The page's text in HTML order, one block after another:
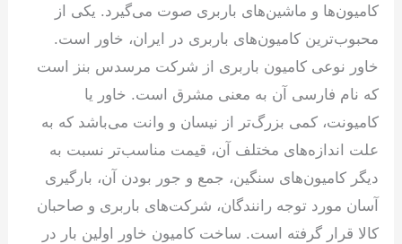
کامیون‌ها و ماشین‌های باربری صوت می‌گیرد. یکی از
محبوب‌ترین کامیون‌های باربری در ایران، خاور است.
خاور نوعی کامیون باربری از شرکت مرسدس بنز است
که نام فارسی آن به معنی مشرق است. خاور یا
کامیونت، کمی بزرگ‌تر از نیسان و وانت می‌باشد که به
علت اندازه‌های مختلف آن، قیمت مناسب‌تر نسبت به
دیگر کامیون‌های سنگین، جمع و جور بودن آن، بارگیری
آسان مورد توجه رانندگان، شرکت‌های باربری و صاحبان
کالا قرار گرفته است. ساخت کامیون خاور اولین بار در